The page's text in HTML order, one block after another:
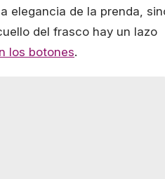
elegancia de la prenda,
del frasco hay un lazo
los botones.